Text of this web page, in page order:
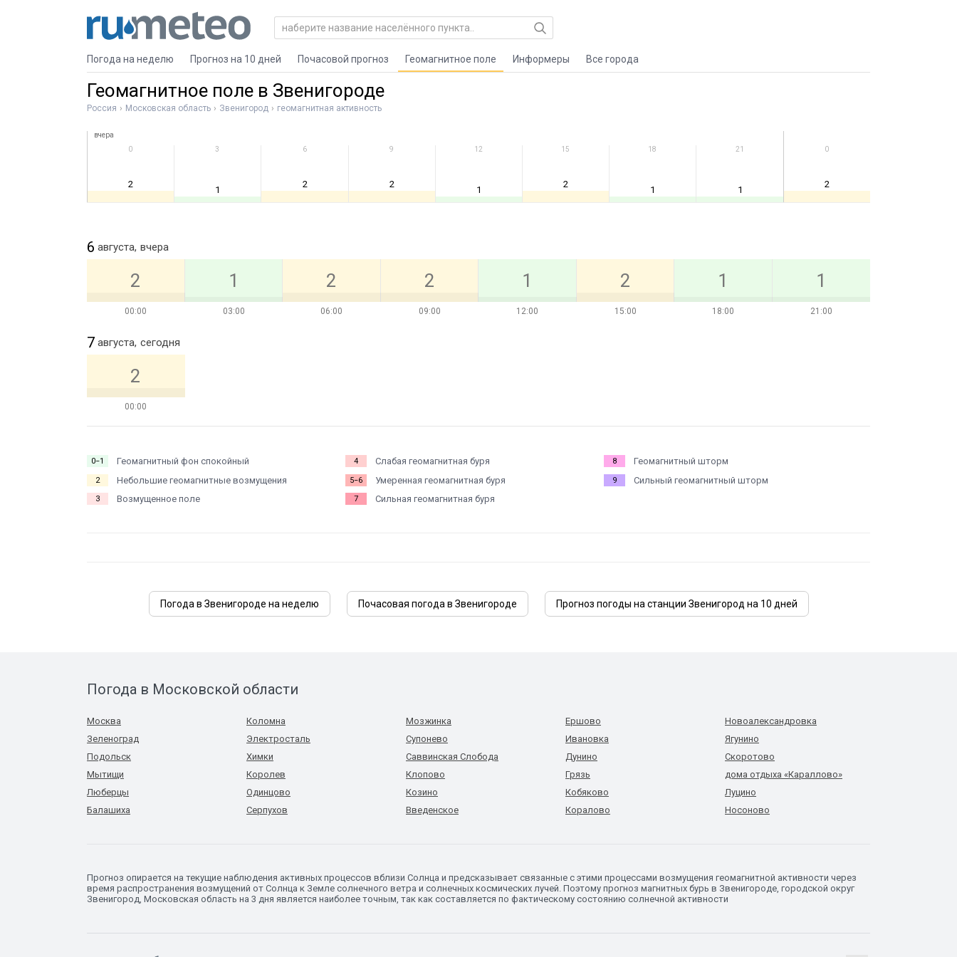
Погода на неделю Прогноз на 10 дней Почасовой прогноз Геомагнитное поле Информеры Все города
Геомагнитное поле в Звенигороде
Россия Московская область Звенигород геомагнитная активность
вчера
0
2
3
1
6
2
9
2
12
1
15
2
18
1
21
1
0
2
6 августа, вчера
00:00
2
03:00
1
06:00
2
09:00
2
12:00
1
15:00
2
18:00
1
21:00
1
7 августа, сегодня
00:00
2
0−1 Геомагнитный фон спокойный
2 Небольшие геомагнитные возмущения
3 Возмущенное поле
4 Слабая геомагнитная буря
5−6 Умеренная геомагнитная буря
7 Сильная геомагнитная буря
8 Геомагнитный шторм
9 Сильный геомагнитный шторм
Погода в Звенигороде на неделю Почасовая погода в Звенигороде Прогноз погоды на станции Звенигород на 10 дней
Погода в Московской области
Москва
Зеленоград
Подольск
Мытищи
Люберцы
Балашиха
Коломна
Электросталь
Химки
Королев
Одинцово
Серпухов
Мозжинка
Супонево
Саввинская Слобода
Клопово
Козино
Введенское
Ершово
Ивановка
Дунино
Грязь
Кобяково
Коралово
Новоалександровка
Ягунино
Скоротово
дома отдыха «Караллово»
Луцино
Носоново
Прогноз опирается на текущие наблюдения активных процессов вблизи Солнца и предсказывает связанные с этими процессами возмущения геомагнитной активности через
время распространения возмущений от Солнца к Земле солнечного ветра и солнечных космических лучей. Поэтому прогноз магнитных бурь в Звенигороде, городской округ
Звенигород, Московская область на 3 дня является наиболее точным, так как составляется по фактическому состоянию солнечной активности